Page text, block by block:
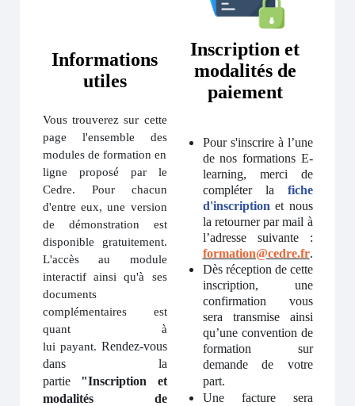
Informations
utiles
Inscription et
modalités de
paiement
Vous trouverez sur cette
page l'ensemble des
modules de formation en
ligne proposé par le
Cedre. Pour chacun
d'entre eux, une version
de démonstration est
disponible gratuitement.
L'accès au module
interactif ainsi qu'à ses
documents
complémentaires est
quant à
lui payant. Rendez-vous
dans la
partie
"Inscription et
modalités de
Pour s'inscrire à l’une
de nos formations E-
learning, merci de
compléter la fiche
d'inscription et nous
la retourner par mail à
l’adresse suivante :
formation@cedre.fr.
Dès réception de cette
inscription, une
confirmation vous
sera transmise ainsi
qu’une convention de
formation sur
demande de votre
part.
Une facture sera